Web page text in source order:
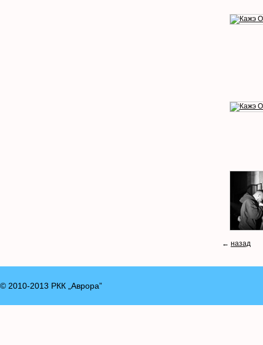
← назад
© 2010-2013 РКК „Аврора”